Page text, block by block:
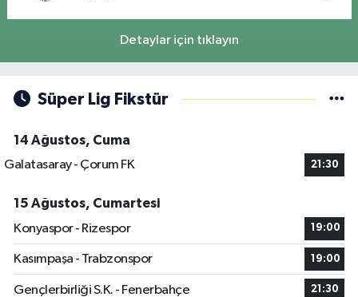
Detaylar için tıklayın
Süper Lig Fikstür
14 Ağustos, Cuma
Galatasaray - Çorum FK
21:30
15 Ağustos, Cumartesi
Konyaspor - Rizespor
19:00
Kasımpaşa - Trabzonspor 19:00
Gençlerbirliği S.K. - Fenerbahçe 21:30